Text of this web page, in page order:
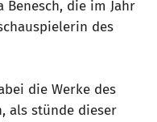
Benesch, die im Jahr
des
die Werke des
als stünde dieser